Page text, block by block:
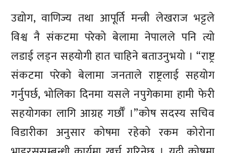
उद्योग, वाणिज्य तथा आपूर्ति मन्त्री लेखराज भट्टले
विश्व नै संकटमा परेको बेलामा नेपालले पनि त्यो
लडाई लड्न सहयोगी हात चाहिने बताउनुभयो । “राष्ट्र
संकटमा परेको बेलामा जनताले राष्ट्रलाई सहयोग
गर्नुपर्छ, भोलिका दिनमा यसले नपुगेकामा हामी फेरी
सहयोगका लागि आग्रह गर्छौँ ।”कोष सदस्य सचिव
विडारीका अनुसार कोषमा रहेको रकम कोरोना